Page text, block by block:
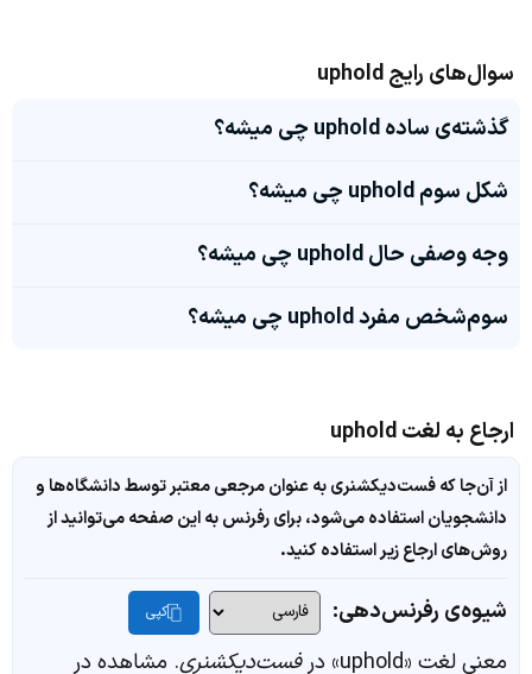
سوال‌های رایج uphold
گذشته‌ی ساده uphold چی میشه؟
شکل سوم uphold چی میشه؟
وجه وصفی حال uphold چی میشه؟
سوم‌شخص مفرد uphold چی میشه؟
ارجاع به لغت uphold
از آن‌جا که فست‌دیکشنری به عنوان مرجعی معتبر توسط دانشگاه‌ها و
دانشجویان استفاده می‌شود، برای رفرنس به این صفحه می‌توانید از
روش‌های ارجاع زیر استفاده کنید.
شیوه‌ی رفرنس‌دهی: کپی
معنی لغت «uphold» در فست‌دیکشنری. مشاهده در